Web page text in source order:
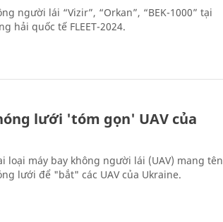
người lái “Vizir”, “Orkan”, “BEK-1000” tại
hải quốc tế FLEET-2024.
lưới 'tóm gọn' UAV của
loại máy bay không người lái (UAV) mang tên
lưới để "bắt" các UAV của Ukraine.